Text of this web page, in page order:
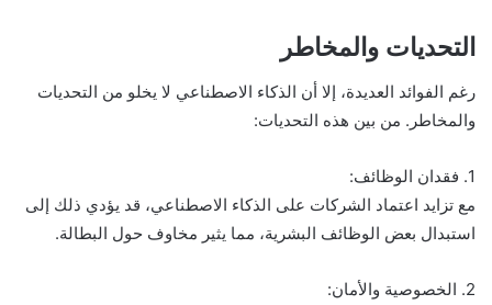
التحديات والمخاطر
رغم الفوائد العديدة، إلا أن الذكاء الاصطناعي لا يخلو من التحديات
والمخاطر. من بين هذه التحديات:
1. فقدان الوظائف:
مع تزايد اعتماد الشركات على الذكاء الاصطناعي، قد يؤدي ذلك إلى
استبدال بعض الوظائف البشرية، مما يثير مخاوف حول البطالة.
2. الخصوصية والأمان: